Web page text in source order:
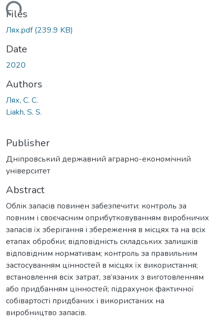
Files
Лях.pdf(239.9 KB)
Date
2020
Authors
Лях, С. С.
Liakh, S. S.
Publisher
Дніпровський державний аграрно-економічний
університет
Abstract
Облік запасів повинен забезпечити: контроль за
повним і своєчасним оприбутковуванням виробничих
запасів їх зберігання і збереження в місцях та на всіх
етапах обробки; відповідність складських залишків
відповідним нормативам; контроль за правильним
застосуванням цінностей в місцях їх використання;
встановлення всіх затрат, зв‘язаних з виготовленням
або придбанням цінностей; підрахунок фактичної
собівартості придбаних і використаних на
виробництво запасів.